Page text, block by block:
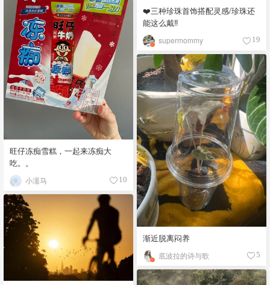
❤️三种珍珠首饰搭配灵感/珍珠还
能这么戴‼️
supermommy 19
旺仔冻痴雪糕，一起来冻痴大
吃。。
小濡马 10
渐近脱离闷养
底波拉的诗与歌 5